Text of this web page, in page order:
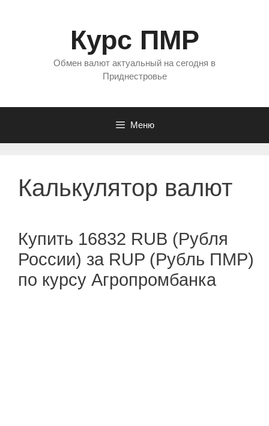
Курс ПМР
Обмен валют актуальный на сегодня в
Приднестровье
Меню
Калькулятор валют
Купить 16832 RUB (Рубля
России) за RUP (Рубль ПМР)
по курсу Агропромбанка